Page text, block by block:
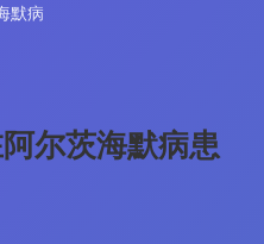
默病
尔茨海默病患